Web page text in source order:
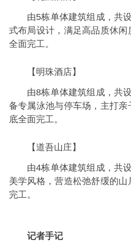
由5栋单体建筑组成，共
式布局设计，满足高品质休
全面完工。
【明珠酒店】
由8栋单体建筑组成，共
备专属泳池与停车场，主打亲
底全面完工。
【道吾山庄】
由4栋单体建筑组成，共
美学风格，营造松弛舒缓的
完工。
记者手记